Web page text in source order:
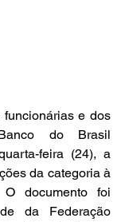
funcionárias e dos
do Brasil
feira (24), a
da categoria à
documento foi
da Federação